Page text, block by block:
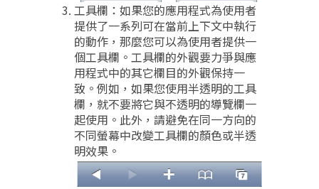
工具欄：如果您的應用程式為使用者
提供了一系列可在當前上下文中執行
的動作，那麼您可以為使用者提供一
個工具欄。工具欄的外觀要力爭與應
用程式中的其它欄目的外觀保持一
致。例如，如果您使用半透明的工具
欄，就不要將它與不透明的導覽欄一
起使用。此外，請避免在同一方向的
不同螢幕中改變工具欄的顏色或半透
明效果。